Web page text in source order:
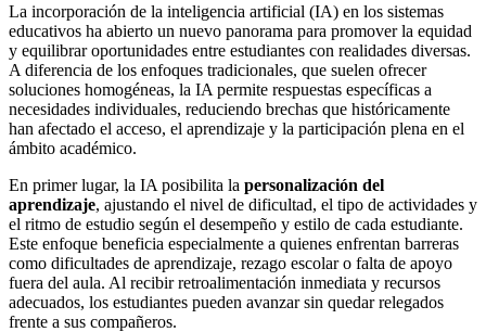
La incorporación de la inteligencia artificial (IA) en los sistemas
educativos ha abierto un nuevo panorama para promover la equidad
y equilibrar oportunidades entre estudiantes con realidades diversas.
A diferencia de los enfoques tradicionales, que suelen ofrecer
soluciones homogéneas, la IA permite respuestas específicas a
necesidades individuales, reduciendo brechas que históricamente
han afectado el acceso, el aprendizaje y la participación plena en el
ámbito académico.
En primer lugar, la IA posibilita la personalización del
aprendizaje, ajustando el nivel de dificultad, el tipo de actividades y
el ritmo de estudio según el desempeño y estilo de cada estudiante.
Este enfoque beneficia especialmente a quienes enfrentan barreras
como dificultades de aprendizaje, rezago escolar o falta de apoyo
fuera del aula. Al recibir retroalimentación inmediata y recursos
adecuados, los estudiantes pueden avanzar sin quedar relegados
frente a sus compañeros.